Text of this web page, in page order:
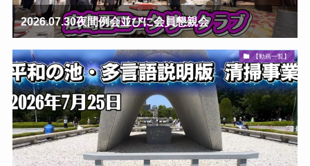
2026.07.30夜間例会並びに会員懇親会
【動画一覧】